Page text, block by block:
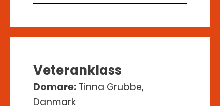
Veteranklass
Domare: Tinna Grubbe,
Danmark